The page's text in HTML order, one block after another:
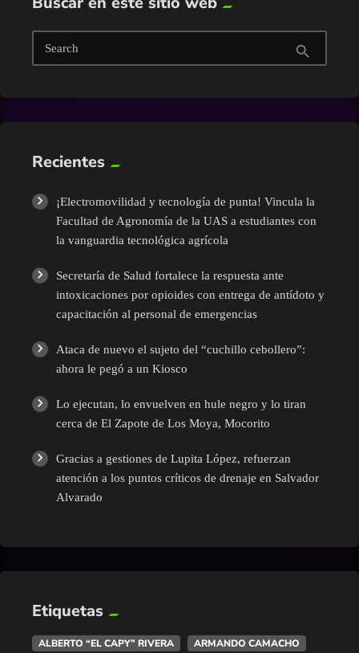
Search search
Recientes
¡Electromovilidad y tecnología de punta! Vincula la
Facultad de Agronomía de la UAS a estudiantes con
la vanguardia tecnológica agrícola
Secretaría de Salud fortalece la respuesta ante
intoxicaciones por opioides con entrega de antídoto y
capacitación al personal de emergencias
Ataca de nuevo el sujeto del “cuchillo cebollero”:
ahora le pegó a un Kiosco
Lo ejecutan, lo envuelven en hule negro y lo tiran
cerca de El Zapote de Los Moya, Mocorito
Gracias a gestiones de Lupita López, refuerzan
atención a los puntos críticos de drenaje en Salvador
Alvarado
Etiquetas
ALBERTO “EL CAPY” RIVERA
ARMANDO CAMACHO